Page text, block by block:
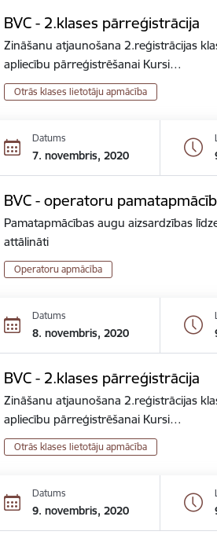
BVC - 2.klases pārreģistrācija
Zināšanu atjaunošana 2.reģistrācijas
apliecību pārreģistrēšanai Kursi…
Otrās klases lietotāju apmācība
Datums
7. novembris, 2020
BVC - operatoru
Pamatapmācības augu aizsardzības
attālināti
Operatoru apmācība
Datums
8. novembris, 2020
BVC - 2.klases pārreģistrācija
Zināšanu atjaunošana 2.reģistrācijas
apliecību pārreģistrēšanai Kursi…
Otrās klases lietotāju apmācība
Datums
9. novembris, 2020